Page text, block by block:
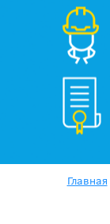
Главная